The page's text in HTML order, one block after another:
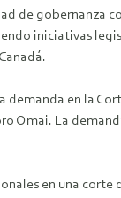
de gobernanza
iniciativas
demanda en la
Omai. La
en una